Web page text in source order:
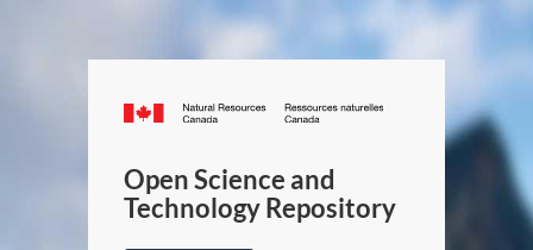
Canada.ca
/
Canada
Open Science and
Technology Repository